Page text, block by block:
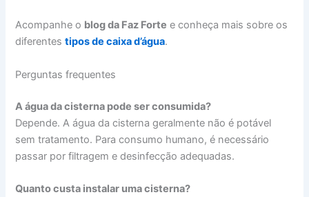
Acompanhe o blog da Faz Forte e conheça mais sobre os
diferentestipos de caixa d’água.
Perguntas frequentes
A água da cisterna pode ser consumida?
Depende. A água da cisterna geralmente não é potável
sem tratamento. Para consumo humano, é necessário
passar por filtragem e desinfecção adequadas.
Quanto custa instalar uma cisterna?